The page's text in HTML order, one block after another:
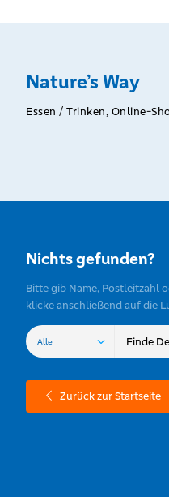
Nature’s Way
Essen / Trinken, Online-
Nichts gefunden?
Bitte gib Name, Postleitzahl
klicke anschließend auf die
Zurück zur Startseite